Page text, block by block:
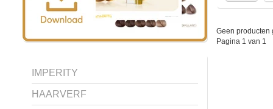
IMPERITY
HAARVERF
Geen producten
Pagina 1 van 1